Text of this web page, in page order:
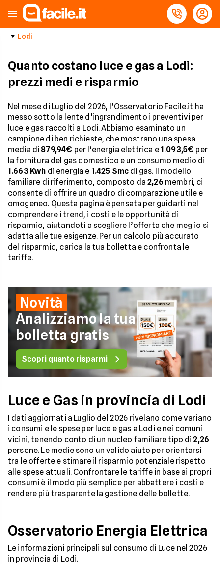
Lodi
Quanto costano luce e gas a Lodi:
prezzi medi e risparmio
Nel mese di Luglio del 2026, l’Osservatorio Facile.it ha
messo sotto la lente d’ingrandimento i preventivi per
luce e gas raccolti a Lodi. Abbiamo esaminato un
campione di ben richieste, che mostrano una spesa
media di 879,94€ per l'energia elettrica e1.093,5€ per
la fornitura del gas domestico e un consumo medio di
1.663 Kwh di energia e 1.425 Smc di gas. Il modello
familiare di riferimento, composto da2,26 membri, ci
consente di offrire un quadro di comparazione utile e
omogeneo. Questa pagina è pensata per guidarti nel
comprendere i trend, i costi e le opportunità di
risparmio, aiutandoti a scegliere l’offerta che meglio si
adatta alle tue esigenze. Per un calcolo più accurato
del risparmio, carica la tua bolletta e confronta le
tariffe.
Novità
Analizziamo la tua
bolletta gratis
Scopri quanto risparmi
Luce e Gas in provincia di Lodi
I dati aggiornati a Luglio del 2026 rivelano come variano
i consumi e le spese per luce e gas a Lodi e nei comuni
vicini, tenendo conto di un nucleo familiare tipo di2,26
persone. Le medie sono un valido aiuto per orientarsi
tra le offerte e stimare il risparmio potenziale rispetto
alle spese attuali. Confrontare le tariffe in base ai propri
consumi è il modo più semplice per abbattere i costi e
rendere più trasparente la gestione delle bollette.
Osservatorio Energia Elettrica
Le informazioni principali sul consumo di Luce nel 2026
in provincia di Lodi.